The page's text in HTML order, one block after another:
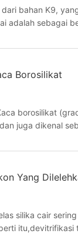
bahan K9,
adalah sebagai
Borosilikat
borosilikat
juga dikenal
Yang
silika cair